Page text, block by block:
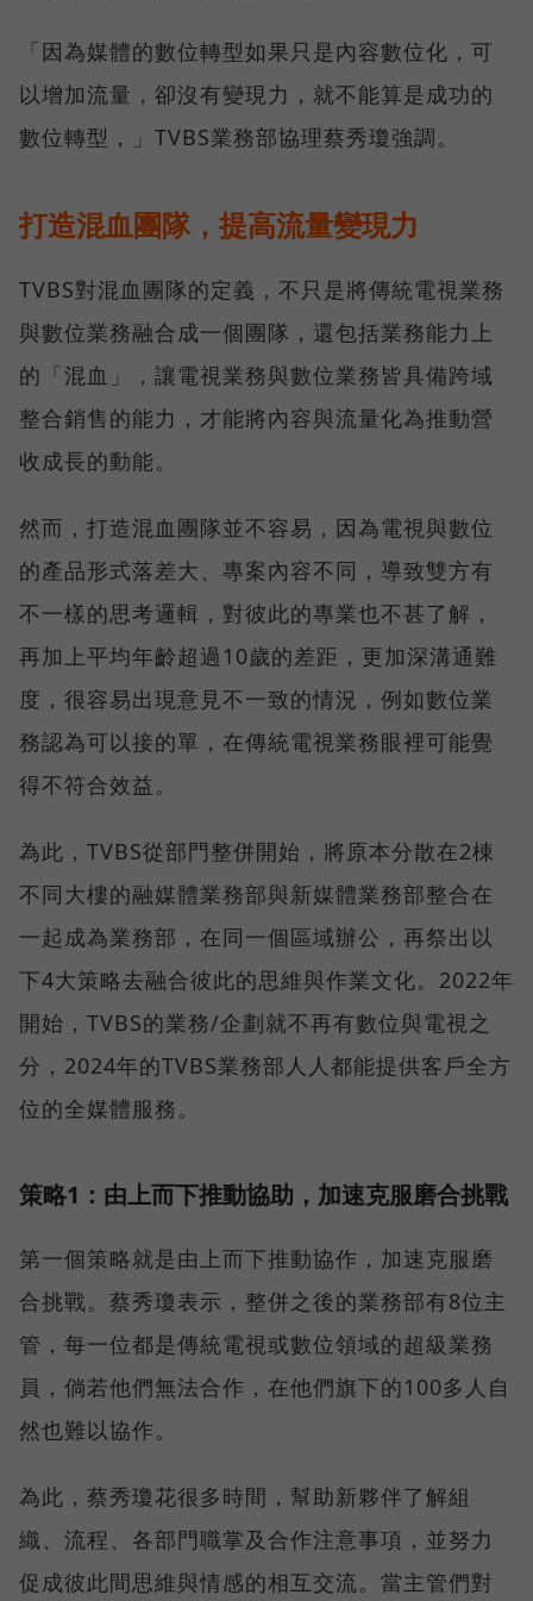
「因為媒體的數位轉型如果只是內容數位化，可
以增加流量，卻沒有變現力，就不能算是成功的
數位轉型，」TVBS業務部協理蔡秀瓊強調。
打造混血團隊，提高流量變現力
TVBS對混血團隊的定義，不只是將傳統電視業務
與數位業務融合成一個團隊，還包括業務能力上
的「混血」，讓電視業務與數位業務皆具備跨域
整合銷售的能力，才能將內容與流量化為推動營
收成長的動能。
然而，打造混血團隊並不容易，因為電視與數位
的產品形式落差大、專案內容不同，導致雙方有
不一樣的思考邏輯，對彼此的專業也不甚了解，
再加上平均年齡超過10歲的差距，更加深溝通難
度，很容易出現意見不一致的情況，例如數位業
務認為可以接的單，在傳統電視業務眼裡可能覺
得不符合效益。
為此，TVBS從部門整併開始，將原本分散在2棟
不同大樓的融媒體業務部與新媒體業務部整合在
一起成為業務部，在同一個區域辦公，再祭出以
下4大策略去融合彼此的思維與作業文化。2022年
開始，TVBS的業務/企劃就不再有數位與電視之
分，2024年的TVBS業務部人人都能提供客戶全方
位的全媒體服務。
策略1：由上而下推動協助，加速克服磨合挑戰
第一個策略就是由上而下推動協作，加速克服磨
合挑戰。蔡秀瓊表示，整併之後的業務部有8位主
管，每一位都是傳統電視或數位領域的超級業務
員，倘若他們無法合作，在他們旗下的100多人自
然也難以協作。
為此，蔡秀瓊花很多時間，幫助新夥伴了解組
織、流程、各部門職掌及合作注意事項，並努力
促成彼此間思維與情感的相互交流。當主管們對